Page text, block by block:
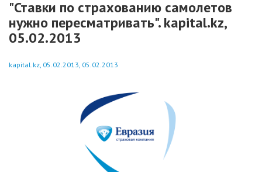
"Ставки по страхованию самолетов
нужно пересматривать". kapital.kz,
05.02.2013
kapital.kz, 05.02.2013, 05.02.2013